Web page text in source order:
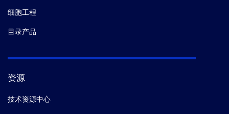
细胞工程
目录产品
资源
技术资源中心